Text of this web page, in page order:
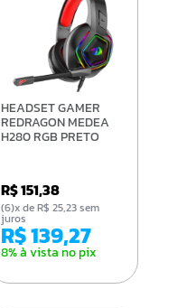
HEADSET GAMER
REDRAGON MEDEA
H280 RGB PRETO
R$ 151,38
R$ 139,27
8% à vista no pix
(6)x de R$ 25,23 sem
juros